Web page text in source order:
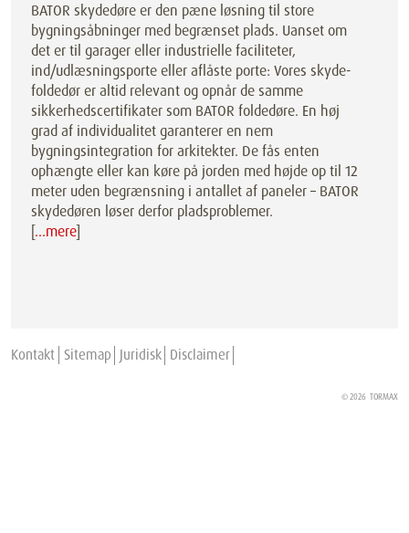
BATOR skydedøre er den pæne løsning til store
bygningsåbninger med begrænset plads. Uanset om
det er til garager eller industrielle faciliteter,
ind/udlæsningsporte eller aflåste porte: Vores skyde-
foldedør er altid relevant og opnår de samme
sikkerhedscertifikater som BATOR foldedøre. En høj
grad af individualitet garanterer en nem
bygningsintegration for arkitekter. De fås enten
ophængte eller kan køre på jorden med højde op til 12
meter uden begrænsning i antallet af paneler – BATOR
skydedøren løser derfor pladsproblemer.
[…mere]
Kontakt Sitemap Juridisk Disclaimer
© 2026 TORMAX